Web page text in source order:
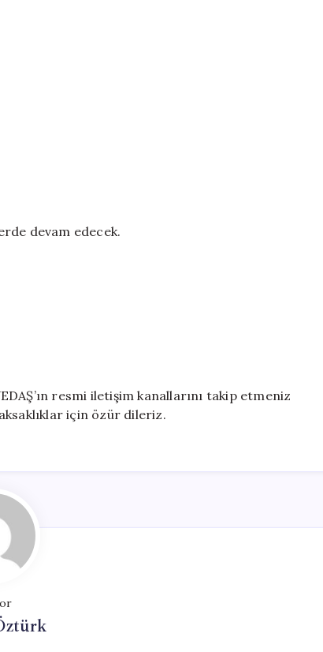
devam edecek.
resmi iletişim kanallarını takip etmeniz
için özür dileriz.